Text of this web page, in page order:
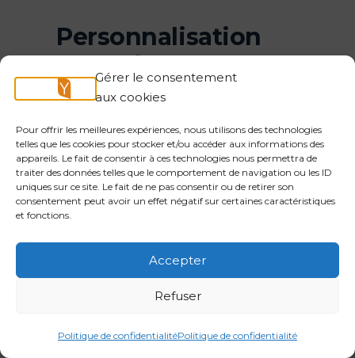
Gérer le consentement
aux cookies
Pour offrir les meilleures expériences, nous utilisons des technologies
telles que les cookies pour stocker et/ou accéder aux informations des
appareils. Le fait de consentir à ces technologies nous permettra de
traiter des données telles que le comportement de navigation ou les ID
uniques sur ce site. Le fait de ne pas consentir ou de retirer son
consentement peut avoir un effet négatif sur certaines caractéristiques
et fonctions.
Accepter
Refuser
Politique de confidentialitéPolitique de confidentialité
Personnalisation
avancée : comment
l’IA transforme le
parcours client
La personnalisation est devenue
une attente de base pour les
consommateurs modernes :
selon plusieurs études récentes,
plus de 70 % des clients
s’attendent à ce qu’une
historique et adapte ses